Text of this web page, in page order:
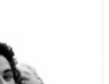
olvidadas por la Historia.
de su autora, Elena
ni de un tratado de
Leonora Carrington.